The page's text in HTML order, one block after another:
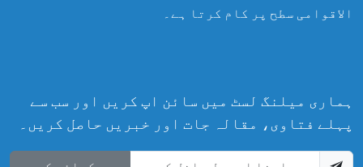
الاقوامی سطح پر کام کرتا ہے۔
ہماری میلنگ لسٹ میں سائن اپ کریں اور سب سے
پہلے فتاوی، مقالہ جات اور خبریں حاصل کریں۔